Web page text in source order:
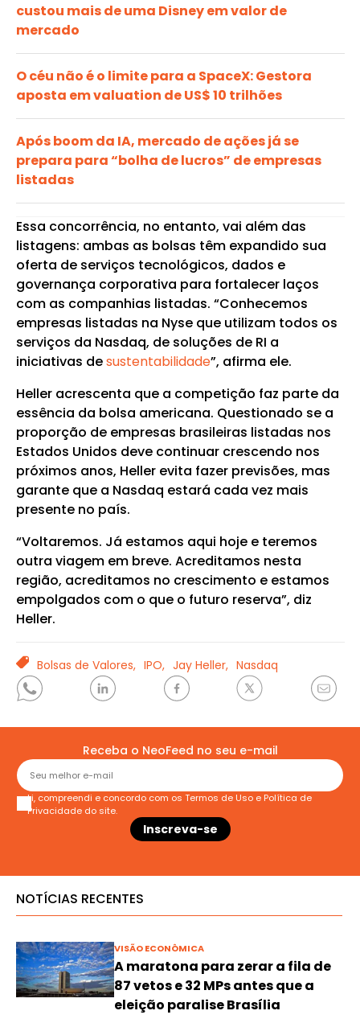
custou mais de uma Disney em valor de
mercado
O céu não é o limite para a SpaceX: Gestora
aposta em valuation de US$ 10 trilhões
Após boom da IA, mercado de ações já se
prepara para “bolha de lucros” de empresas
listadas
Essa concorrência, no entanto, vai além das
listagens: ambas as bolsas têm expandido sua
oferta de serviços tecnológicos, dados e
governança corporativa para fortalecer laços
com as companhias listadas. “Conhecemos
empresas listadas na Nyse que utilizam todos os
serviços da Nasdaq, de soluções de RI a
iniciativas desustentabilidade”, afirma ele.
Heller acrescenta que a competição faz parte da
essência da bolsa americana. Questionado se a
proporção de empresas brasileiras listadas nos
Estados Unidos deve continuar crescendo nos
próximos anos, Heller evita fazer previsões, mas
garante que a Nasdaq estará cada vez mais
presente no país.
“Voltaremos. Já estamos aqui hoje e teremos
outra viagem em breve. Acreditamos nesta
região, acreditamos no crescimento e estamos
empolgados com o que o futuro reserva”, diz
Heller.
TAGSBolsas de Valores, IPO, Jay Heller, Nasdaq
Receba o NeoFeed no seu e-mail
Li, compreendi e concordo com os Termos de Uso e Política de
Privacidade do site.
NOTÍCIAS RECENTES
VISÃO ECONÔMICA
A maratona para zerar a fila de
87 vetos e 32 MPs antes que a
eleição paralise Brasília